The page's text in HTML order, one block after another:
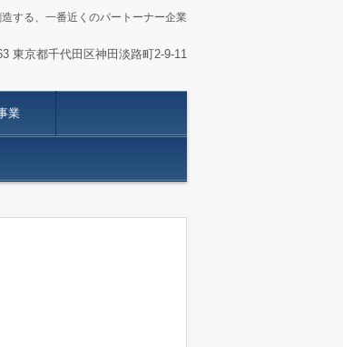
する、一番近くのパートーナー企業
東京都千代田区神田淡路町2-9-11
業